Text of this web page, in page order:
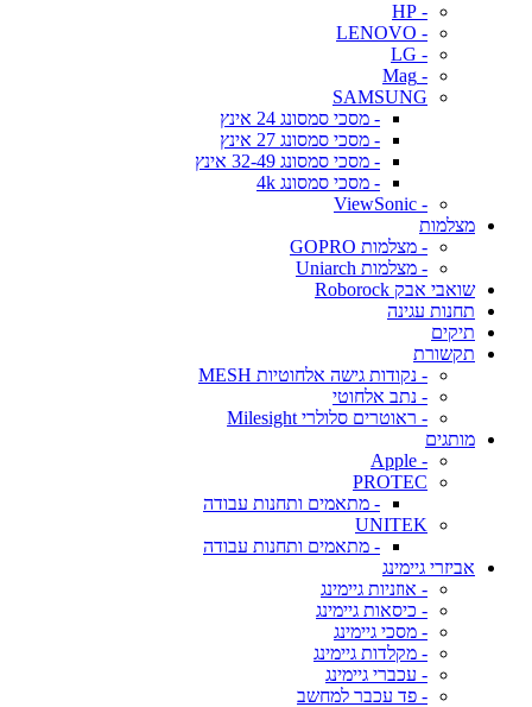
- HP
- LENOVO
- LG
- Mag
SAMSUNG
- מסכי סמסונג 24 אינץ
- מסכי סמסונג 27 אינץ
- מסכי סמסונג 32-49 אינץ
- מסכי סמסונג 4k
- ViewSonic
מצלמות
- מצלמות GOPRO
- מצלמות Uniarch
שואבי אבק Roborock
תחנות עגינה
תיקים
תקשורת
- נקודות גישה אלחוטיות MESH
- נתב אלחוטי
- ראוטרים סלולרי Milesight
מותגים
- Apple
PROTEC
- מתאמים ותחנות עבודה
UNITEK
- מתאמים ותחנות עבודה
אביזרי גיימינג
- אוזניות גיימינג
- כיסאות גיימינג
- מסכי גיימינג
- מקלדות גיימינג
- עכברי גיימינג
- פד עכבר למחשב